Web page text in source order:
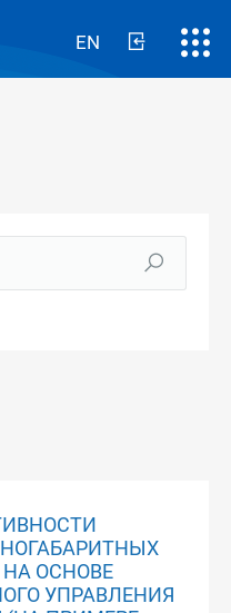
EN
ОСНОВЕ
УПРАВЛЕНИЯ